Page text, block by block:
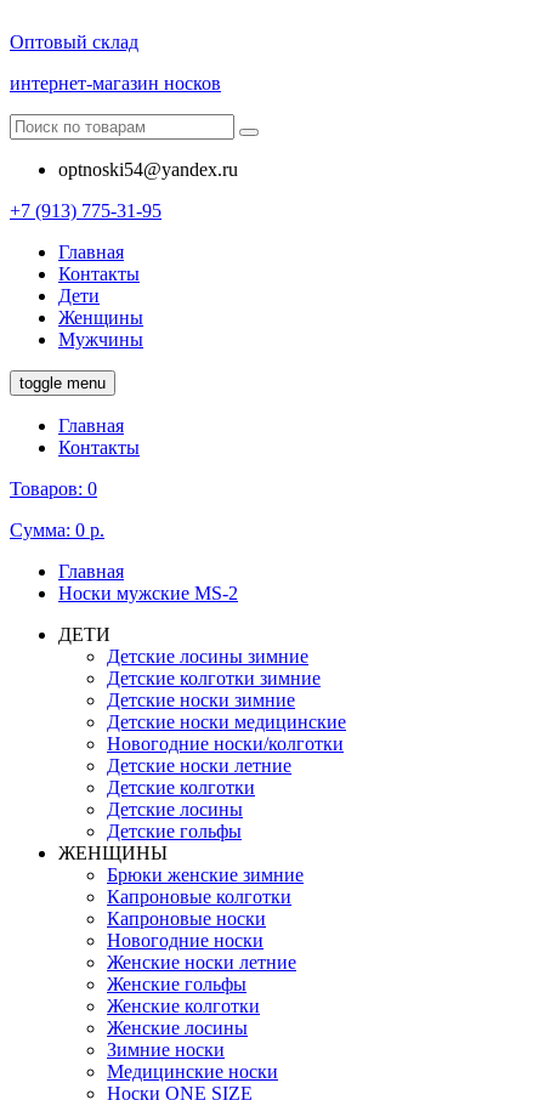
Оптовый склад
интернет-магазин носков
optnoski54@yandex.ru
+7 (913) 775-31-95
Главная
Контакты
Дети
Женщины
Мужчины
toggle menu
Главная
Контакты
Товаров: 0
Сумма: 0 р.
Главная
Носки мужские MS-2
ДЕТИ
Детские лосины зимние
Детские колготки зимние
Детские носки зимние
Детские носки медицинские
Новогодние носки/колготки
Детские носки летние
Детские колготки
Детские лосины
Детские гольфы
ЖЕНЩИНЫ
Брюки женские зимние
Капроновые колготки
Капроновые носки
Новогодние носки
Женские носки летние
Женские гольфы
Женские колготки
Женские лосины
Зимние носки
Медицинские носки
Носки ONE SIZE